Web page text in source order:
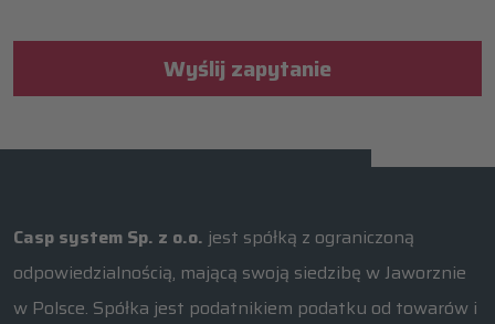
Wyślij zapytanie
Casp system Sp. z o.o. jest spółką z ograniczoną
odpowiedzialnością, mającą swoją siedzibę w Jaworznie
w Polsce. Spółka jest podatnikiem podatku od towarów i